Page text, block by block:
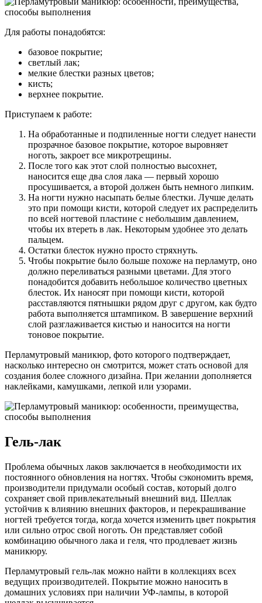
Для работы понадобятся:
базовое покрытие;
светлый лак;
мелкие блестки разных цветов;
кисть;
верхнее покрытие.
Приступаем к работе:
На обработанные и подпиленные ногти следует нанести
прозрачное базовое покрытие, которое выровняет
ноготь, закроет все микротрещины.
После того как этот слой полностью высохнет,
наносится еще два слоя лака — первый хорошо
просушивается, а второй должен быть немного липким.
На ногти нужно насыпать белые блестки. Лучше делать
это при помощи кисти, которой следует их распределить
по всей ногтевой пластине с небольшим давлением,
чтобы их втереть в лак. Некоторым удобнее это делать
пальцем.
Остатки блесток нужно просто стряхнуть.
Чтобы покрытие было больше похоже на перламутр, оно
должно переливаться разными цветами. Для этого
понадобится добавить небольшое количество цветных
блесток. Их наносят при помощи кисти, которой
расставляются пятнышки рядом друг с другом, как будто
работа выполняется штампиком. В завершение верхний
слой разглаживается кистью и наносится на ногти
тоновое покрытие.
Перламутровый маникюр, фото которого подтверждает,
насколько интересно он смотрится, может стать основой для
создания более сложного дизайна. При желании дополняется
наклейками, камушками, лепкой или узорами.
Гель-лак
Проблема обычных лаков заключается в необходимости их
постоянного обновления на ногтях. Чтобы сэкономить время,
производители придумали особый состав, который долго
сохраняет свой привлекательный внешний вид. Шеллак
устойчив к влиянию внешних факторов, и перекрашивание
ногтей требуется тогда, когда хочется изменить цвет покрытия
или сильно отрос свой ноготь. Он представляет собой
комбинацию обычного лака и геля, что продлевает жизнь
маникюру.
Перламутровый гель-лак можно найти в коллекциях всех
ведущих производителей. Покрытие можно наносить в
домашних условиях при наличии УФ-лампы, в которой